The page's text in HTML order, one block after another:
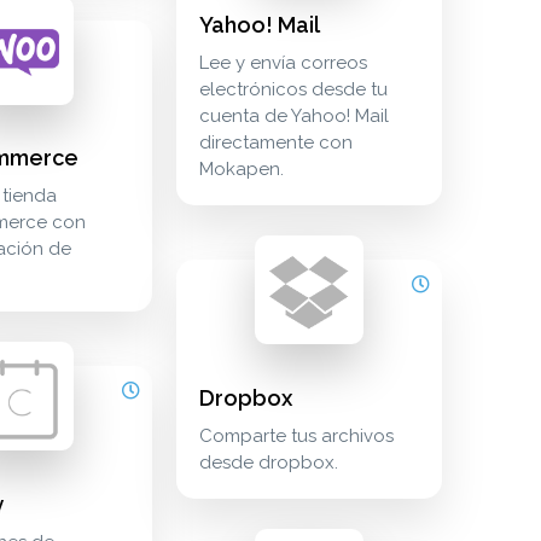
communication threecx
impulsa tu tienda woocommerce con automatización de
con
de
Yahoo! Mail
Lee y envía correos
electrónicos desde tu
cuenta de Yahoo! Mail
directamente con
Mokapen.
marketing marketing zoho-campaign
alexa
almacenamiento en la nube cloud_storage box
reuniones de calendly en mokapen. calendar calendario y
dropbox comparte tus archivos desde
cloud_storage
Dropbox
Comparte tus archivos
desde dropbox.
y viceversa. calendar calendario y planificación